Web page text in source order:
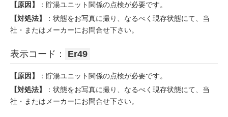
【原因】
：貯湯ユニット関係の点検が必要です。
【対処法】
：状態をお写真に撮り、なるべく現存状態にて、当
社・またはメーカーにお問合せ下さい。
表示コード： Er49
【原因】
：貯湯ユニット関係の点検が必要です。
【対処法】
：状態をお写真に撮り、なるべく現存状態にて、当
社・またはメーカーにお問合せ下さい。